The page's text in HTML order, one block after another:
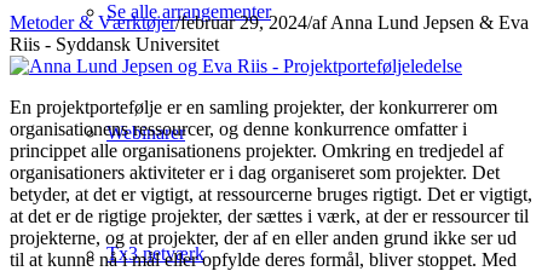
Se alle arrangementer
Webinarer
Tx3 netværk
Metoder & Værktøjer/februar 29, 2024/afAnna Lund Jepsen & Eva
Riis - Syddansk Universitet
En projektportefølje er en samling projekter, der konkurrerer om
organisationens ressourcer, og denne konkurrence omfatter i
princippet alle organisationens projekter. Omkring en tredjedel af
organisationers aktiviteter er i dag organiseret som projekter. Det
betyder, at det er vigtigt, at ressourcerne bruges rigtigt. Det er vigtigt,
at det er de rigtige projekter, der sættes i værk, at der er ressourcer til
projekterne, og at projekter, der af en eller anden grund ikke ser ud
til at kunne nå i mål eller opfylde deres formål, bliver stoppet. Med